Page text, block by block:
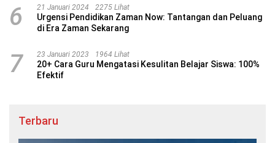
6 21 Januari 2024 2275 Lihat
Urgensi Pendidikan Zaman Now: Tantangan dan Peluang
di Era Zaman Sekarang
7 23 Januari 2023 1964 Lihat
20+ Cara Guru Mengatasi Kesulitan Belajar Siswa: 100%
Efektif
Terbaru